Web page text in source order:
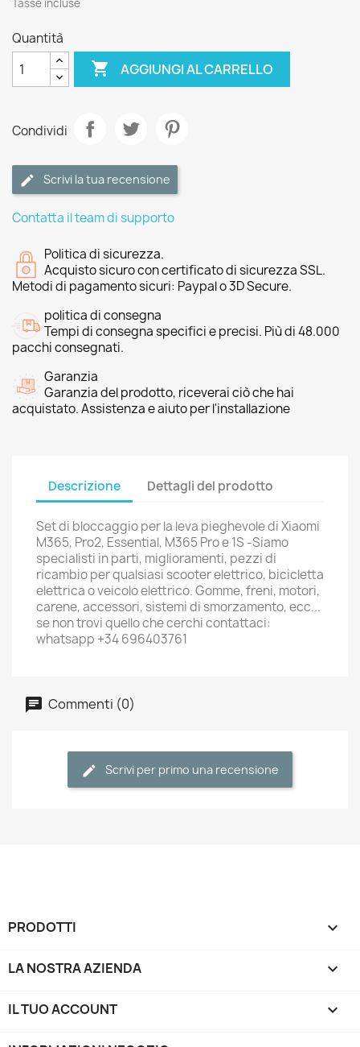
Tasse incluse
Quantità
 AGGIUNGI AL CARRELLO
Condividi
Scrivi la tua recensione
Contatta il team di supporto
Politica di sicurezza.
Acquisto sicuro con certificato di sicurezza SSL.
Metodi di pagamento sicuri: Paypal o 3D Secure.
politica di consegna
Tempi di consegna specifici e precisi. Più di 48.000
pacchi consegnati.
Garanzia
Garanzia del prodotto, riceverai ciò che hai
acquistato. Assistenza e aiuto per l'installazione
Descrizione Dettagli del prodotto
Set di bloccaggio per la leva pieghevole di Xiaomi
M365, Pro2, Essential, M365 Pro e 1S -Siamo
specialisti in parti, miglioramenti, pezzi di
ricambio per qualsiasi scooter elettrico, bicicletta
elettrica o veicolo elettrico. Gomme, freni, motori,
carene, accessori, sistemi di smorzamento, ecc...
se non trovi quello che cerchi contattaci:
whatsapp +34 696403761
Commenti (0)
Scrivi per primo una recensione
PRODOTTI 
LA NOSTRA AZIENDA 
IL TUO ACCOUNT 